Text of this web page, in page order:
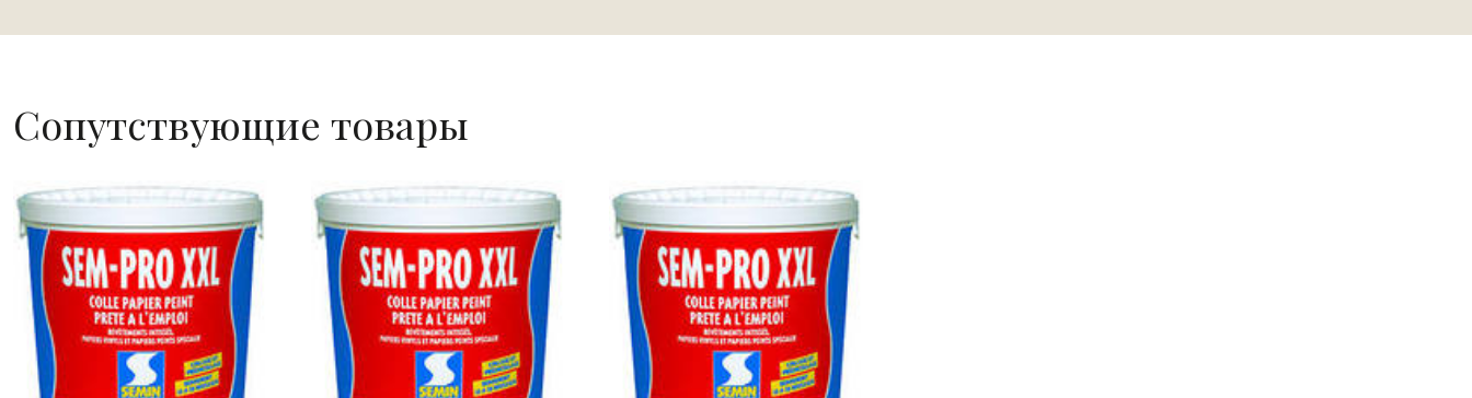
Сопутствующие товары